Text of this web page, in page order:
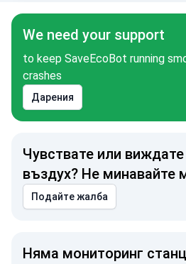
We need your support
to keep SaveEcoBot running
crashes
Дарения
Чувствате или
въздух? Не минавайте
Подайте жалба
Няма мониторинг